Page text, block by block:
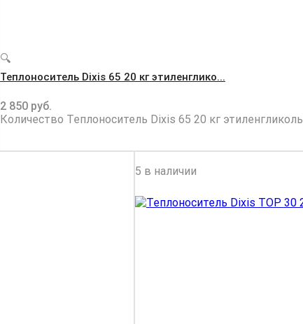
🔍
Теплоноситель Dixis 65 20 кг этиленглико...
2 850 руб.
Количество Теплоноситель Dixis 65 20 кг этиленгликоль
5 в наличии